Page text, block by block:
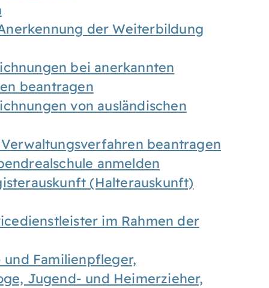
der Weiterbildung
bei anerkannten
beantragen
von ausländischen
beantragen
anmelden
(Halterauskunft)
im Rahmen der
Familienpfleger,
Jugend- und Heimerzieher,